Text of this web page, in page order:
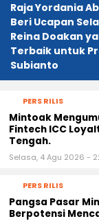
Raja Yordania
Beri Ucapan
Reina Doakan
Terbaik untuk
Subianto
PERS RILIS
Mintoak
Fintech ICC
Tengah.
Selasa, 4 Agu 2026 -
PERS RILIS
Pangsa Pasar
Berpotensi